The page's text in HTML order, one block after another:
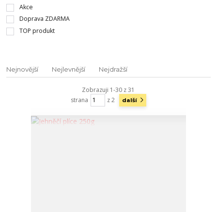
Akce
Doprava ZDARMA
TOP produkt
Nejnovější Nejlevnější Nejdražší
Zobrazuji 1-30 z 31
strana
z 2 další